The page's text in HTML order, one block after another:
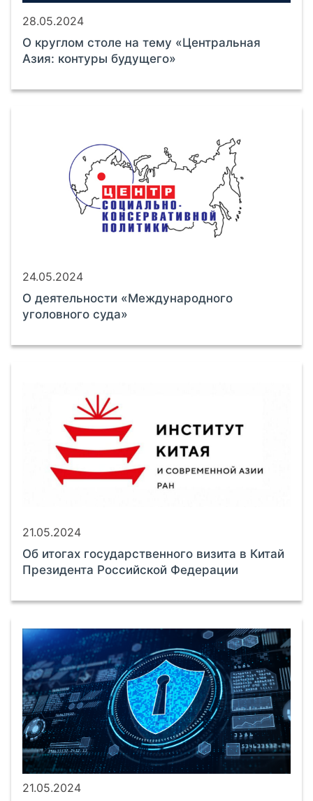
28.05.2024
О круглом столе на тему «Центральная
Азия: контуры будущего»
24.05.2024
О деятельности «Международного
уголовного суда»
21.05.2024
Об итогах государственного визита в Китай
Президента Российской Федерации
21.05.2024